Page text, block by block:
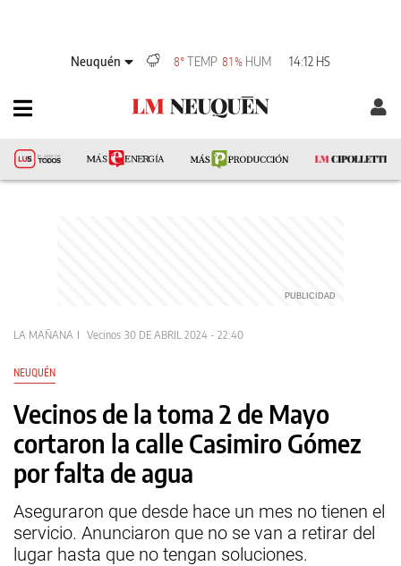
Neuquén 8° TEMP 81% HUM 14:12 HS
LA MAÑANA Vecinos 30 DE ABRIL 2024 - 22:40
NEUQUÉN
Vecinos de la toma 2 de Mayo
cortaron la calle Casimiro Gómez
por falta de agua
Aseguraron que desde hace un mes no tienen el
servicio. Anunciaron que no se van a retirar del
lugar hasta que no tengan soluciones.